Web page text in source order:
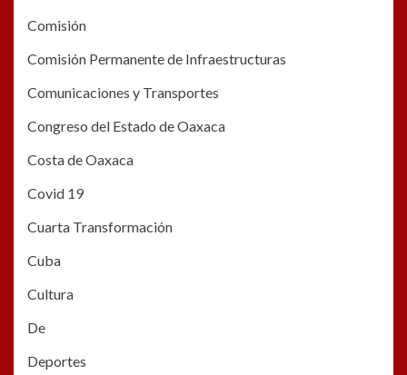
Comisión
Comisión Permanente de Infraestructuras
Comunicaciones y Transportes
Congreso del Estado de Oaxaca
Costa de Oaxaca
Covid 19
Cuarta Transformación
Cuba
Cultura
De
Deportes